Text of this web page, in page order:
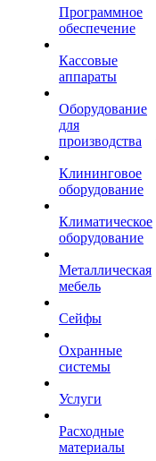
Программное
обеспечение
Кассовые
аппараты
Оборудование
для
производства
Клининговое
оборудование
Климатическое
оборудование
Металлическая
мебель
Сейфы
Охранные
системы
Услуги
Расходные
материалы